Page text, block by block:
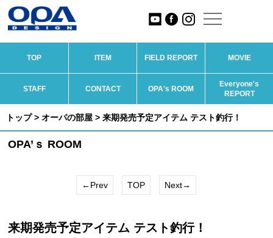
TOP ITEM FIELD REPORT MOVIE
STAFF CONTACT OPA's ROOM
Everyone's
REPORT
トップ> オーパの部屋 > 来期発売予定アイテム テスト釣行！
OPA’ｓ ROOM
←Prev TOP Next→
来期発売予定アイテム テスト釣行！